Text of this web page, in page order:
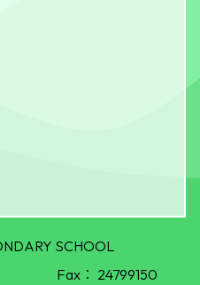
SCHOOL
Fax： 24799150